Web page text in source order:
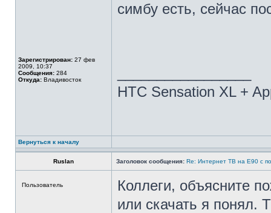
Зарегистрирован: 27 фев
2009, 10:37
Сообщения: 284
Откуда: Владивосток
симбу есть, сейчас
HTC Sensation XL +
Вернуться к началу
Ruslan Заголовок сообщения: Re: Интернет ТВ на Е90 с
Пользователь
Коллеги, объясните
или скачать я понял.